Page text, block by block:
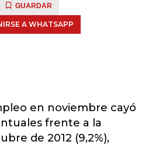
GUARDAR
A WHATSAPP
en noviembre cayó
frente a la
de 2012 (9,2%),